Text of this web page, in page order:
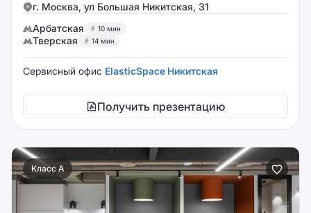
г. Москва, ул Большая Никитская, 31
Арбатская
10 мин
Тверская 14 мин
Сервисный офис ElasticSpace Никитская
Получить презентацию
Класс A